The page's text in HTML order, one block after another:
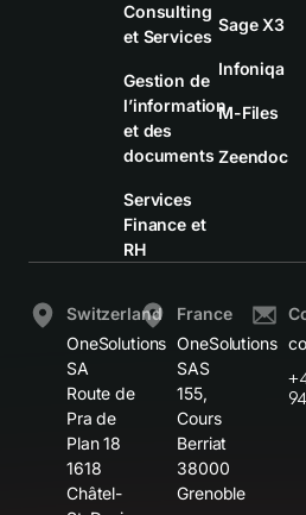
Consulting
et Services
Gestion de
l’information
et des
documents
Services
Finance et
RH
Sage X3
Infoniqa
M-Files
Zeendoc
Switzerland
OneSolutions
SA
Route de
Pra de
Plan 18
1618
Châtel-
France
OneSolutions
SAS
155,
Cours
Berriat
38000
Grenoble